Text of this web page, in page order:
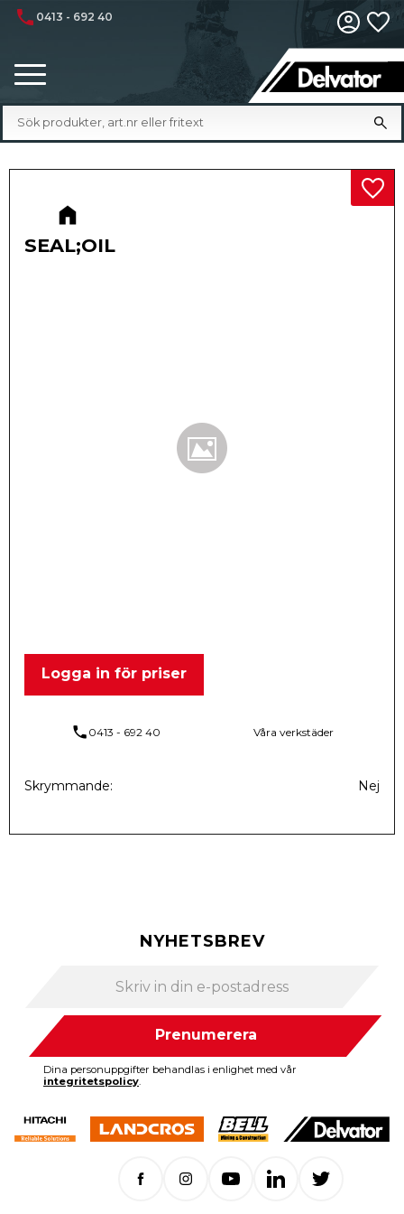
phone 0413 - 692 40
SEAL;OIL
Logga in för priser
phone 0413 - 692 40 Våra verkstäder
Skrymmande Nej
NYHETSBREV
Prenumerera
Dina personuppgifter behandlas i enlighet med vår
integritetspolicy.